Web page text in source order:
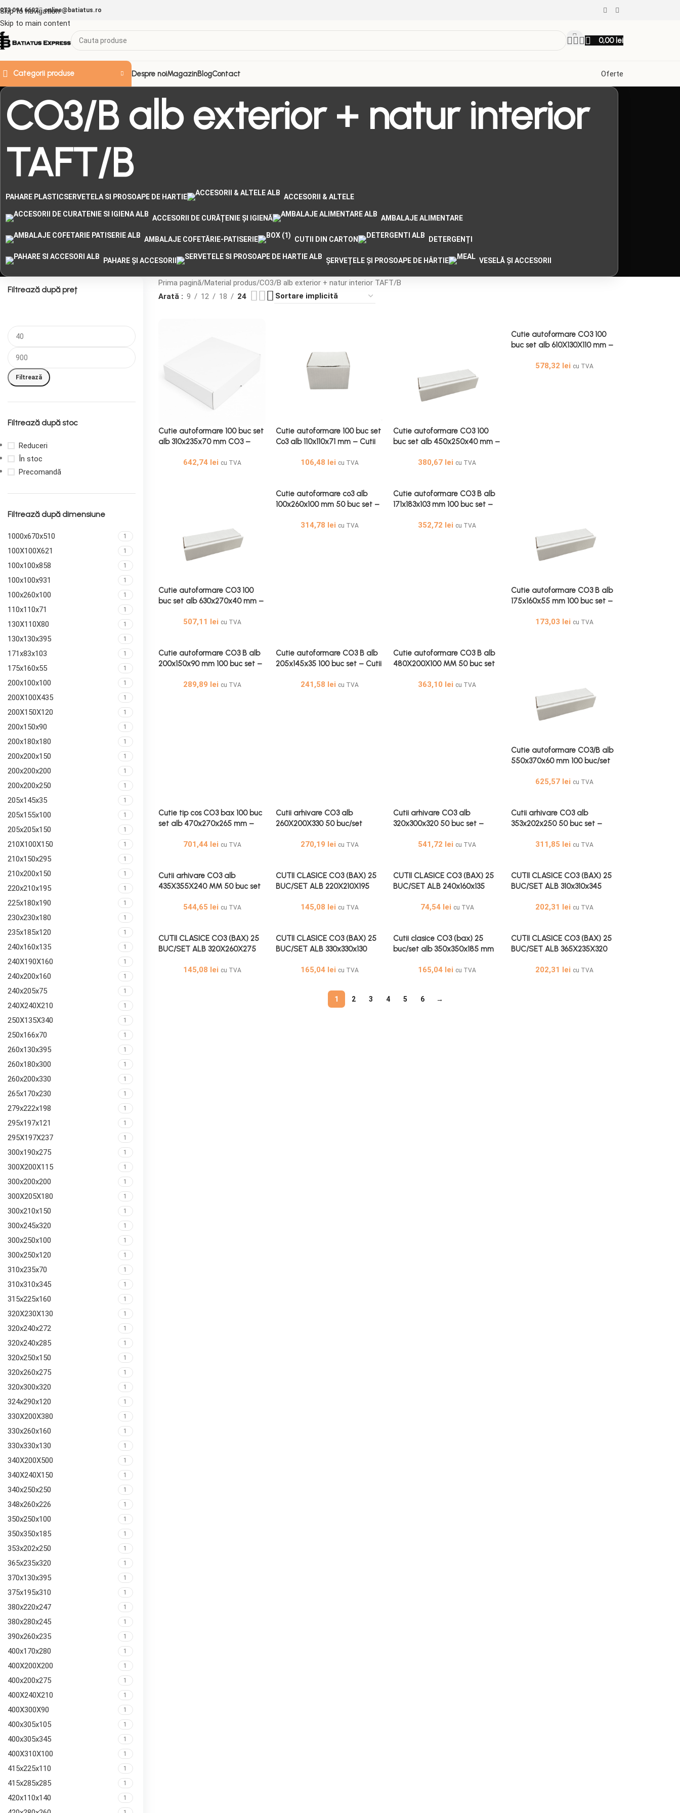
Skip to navigation
Skip to main content
094 6692 online@batiatus.ro
0,00 lei
Categorii produse Despre noiMagazinBlogContact Oferte
CO3/B alb exterior + natur interior
TAFT/B
PAHARE PLASTICSERVETELA SI PROSOAPE DE HARTIE ACCESORII & ALTELE
ACCESORII DE CURĂȚENIE ȘI IGIENĂ AMBALAJE ALIMENTARE
AMBALAJE COFETĂRIE-PATISERIE CUTII DIN CARTON DETERGENȚI
PAHARE ȘI ACCESORII ȘERVEȚELE ȘI PROSOAPE DE HÂRTIE VESELĂ ȘI ACCESORII
Filtrează după preț
Filtrează
Filtrează după stoc
Reduceri
În stoc
Precomandă
Filtrează după dimensiune
1000x670x510 1
100X100X621 1
100x100x858 1
100x100x931 1
100x260x100 1
110x110x71 1
130X110X80 1
130x130x395 1
171x83x103 1
175x160x55 1
200x100x100 1
200X100X435 1
200X150X120 1
200x150x90 1
200x180x180 1
200x200x150 1
200x200x200 1
200x200x250 1
205x145x35 1
205x155x100 1
205x205x150 1
210X100X150 1
210x150x295 1
210x200x150 1
220x210x195 1
225x180x190 1
230x230x180 1
235x185x120 1
240x160x135 1
240X190X160 1
240x200x160 1
240x205x75 1
240X240X210 1
250X135X340 1
250x166x70 1
260x130x395 1
260x180x300 1
260x200x330 1
265x170x230 1
279x222x198 1
295x197x121 1
295X197X237 1
300x190x275 1
300X200X115 1
300x200x200 1
300X205X180 1
300x210x150 1
300x245x320 1
300x250x100 1
300x250x120 1
310x235x70 1
310x310x345 1
315x225x160 1
320X230X130 1
320x240x272 1
320x240x285 1
320x250x150 1
320x260x275 1
320x300x320 1
324x290x120 1
330X200X380 1
330x260x160 1
330x330x130 1
340X200X500 1
340X240X150 1
340x250x250 1
348x260x226 1
350x250x100 1
350x350x185 1
353x202x250 1
365x235x320 1
370x130x395 1
375x195x310 1
380x220x247 1
380x280x245 1
390x260x235 1
400x170x280 1
400X200X200 1
400x200x275 1
400X240X210 1
400X300X90 1
400x305x105 1
400x305x345 1
400X310X100 1
415x225x110 1
415x285x285 1
420x110x140 1
Prima pagină Material produs CO3/B alb exterior + natur interior TAFT/B
Arată
9 12 18 24
Cutie autoformare 100 buc set
alb 310x235x70 mm CO3 –
642,74 lei cu TVA
Cutie autoformare 100 buc set
Co3 alb 110x110x71 mm – Cutii
106,48 lei cu TVA
Cutie autoformare CO3 100
buc set alb 450x250x40 mm –
Buc 40 mm
380,67 lei cu TVA
Cutie autoformare CO3 100
buc set alb 610X130X110 mm –
578,32 lei cu TVA
Cutie autoformare CO3 100
buc set alb 630x270x40 mm –
buc/set alb 630x270x40 m
507,11 lei cu TVA
Cutie autoformare co3 alb
100x260x100 mm 50 buc set –
100 mm314,78 lei cu TVA
Cutie autoformare CO3 B alb
171x183x103 mm 100 buc set –
Buc 103 mm
352,72 lei cu TVA
Cutie autoformare CO3 B alb
175x160x55 mm 100 buc set –
Buc 55 mm
173,03 lei cu TVA
Cutie autoformare CO3 B alb
200x150x90 mm 100 buc set –
289,89 lei cu TVA
Cutie autoformare CO3 B alb
205x145x35 100 buc set – Cutii
AT10354-1241,58 lei cu TVA
Cutie autoformare CO3 B alb
480X200X100 MM 50 buc set
100 MM363,10 lei cu TVA
Cutie autoformare CO3/B alb
550x370x60 mm 100 buc/set
625,57 lei cu TVA
Cutie tip cos CO3 bax 100 buc
set alb 470x270x265 mm –
701,44 lei cu TVA
Cutii arhivare CO3 alb
260X200X330 50 buc/set
270,19 lei cu TVA
Cutii arhivare CO3 alb
320x300x320 50 buc set –
AT31345541,72 lei cu TVA
Cutii arhivare CO3 alb
353x202x250 50 buc set –
311,85 lei cu TVA
Cutii arhivare CO3 alb
435X355X240 MM 50 buc set
544,65 lei cu TVA
CUTII CLASICE CO3 (BAX) 25
BUC/SET ALB 220X210X195
145,08 lei cu TVA
CUTII CLASICE CO3 (BAX) 25
BUC/SET ALB 240x160x135
74,54 lei cu TVA
CUTII CLASICE CO3 (BAX) 25
BUC/SET ALB 310x310x345
202,31 lei cu TVA
CUTII CLASICE CO3 (BAX) 25
BUC/SET ALB 320X260X275
145,08 lei cu TVA
CUTII CLASICE CO3 (BAX) 25
BUC/SET ALB 330x330x130
165,04 lei cu TVA
Cutii clasice CO3 (bax) 25
buc/set alb 350x350x185 mm
165,04 lei cu TVA
CUTII CLASICE CO3 (BAX) 25
BUC/SET ALB 365X235X320
202,31 lei cu TVA
1 2 3 4 5 6 →